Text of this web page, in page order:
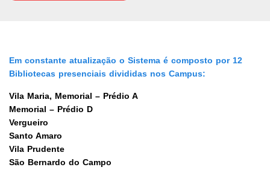
Em constante atualização o Sistema é composto por 12
Bibliotecas presenciais divididas nos Campus:
Vila Maria, Memorial – Prédio A
Memorial – Prédio D
Vergueiro
Santo Amaro
Vila Prudente
São Bernardo do Campo